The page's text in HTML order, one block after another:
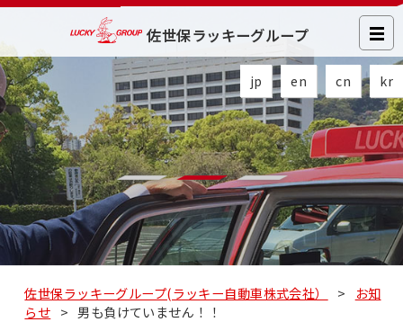
jp en cn kr
佐世保ラッキーグループ
佐世保ラッキーグループ(ラッキー自動車株式会社） >
お知
らせ >男も負けていません！！